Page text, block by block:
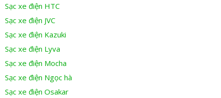
Sạc xe điện HTC
Sạc xe điện JVC
Sạc xe điện Kazuki
Sạc xe điện Lyva
Sạc xe điện Mocha
Sạc xe điện Ngọc hà
Sạc xe điện Osakar